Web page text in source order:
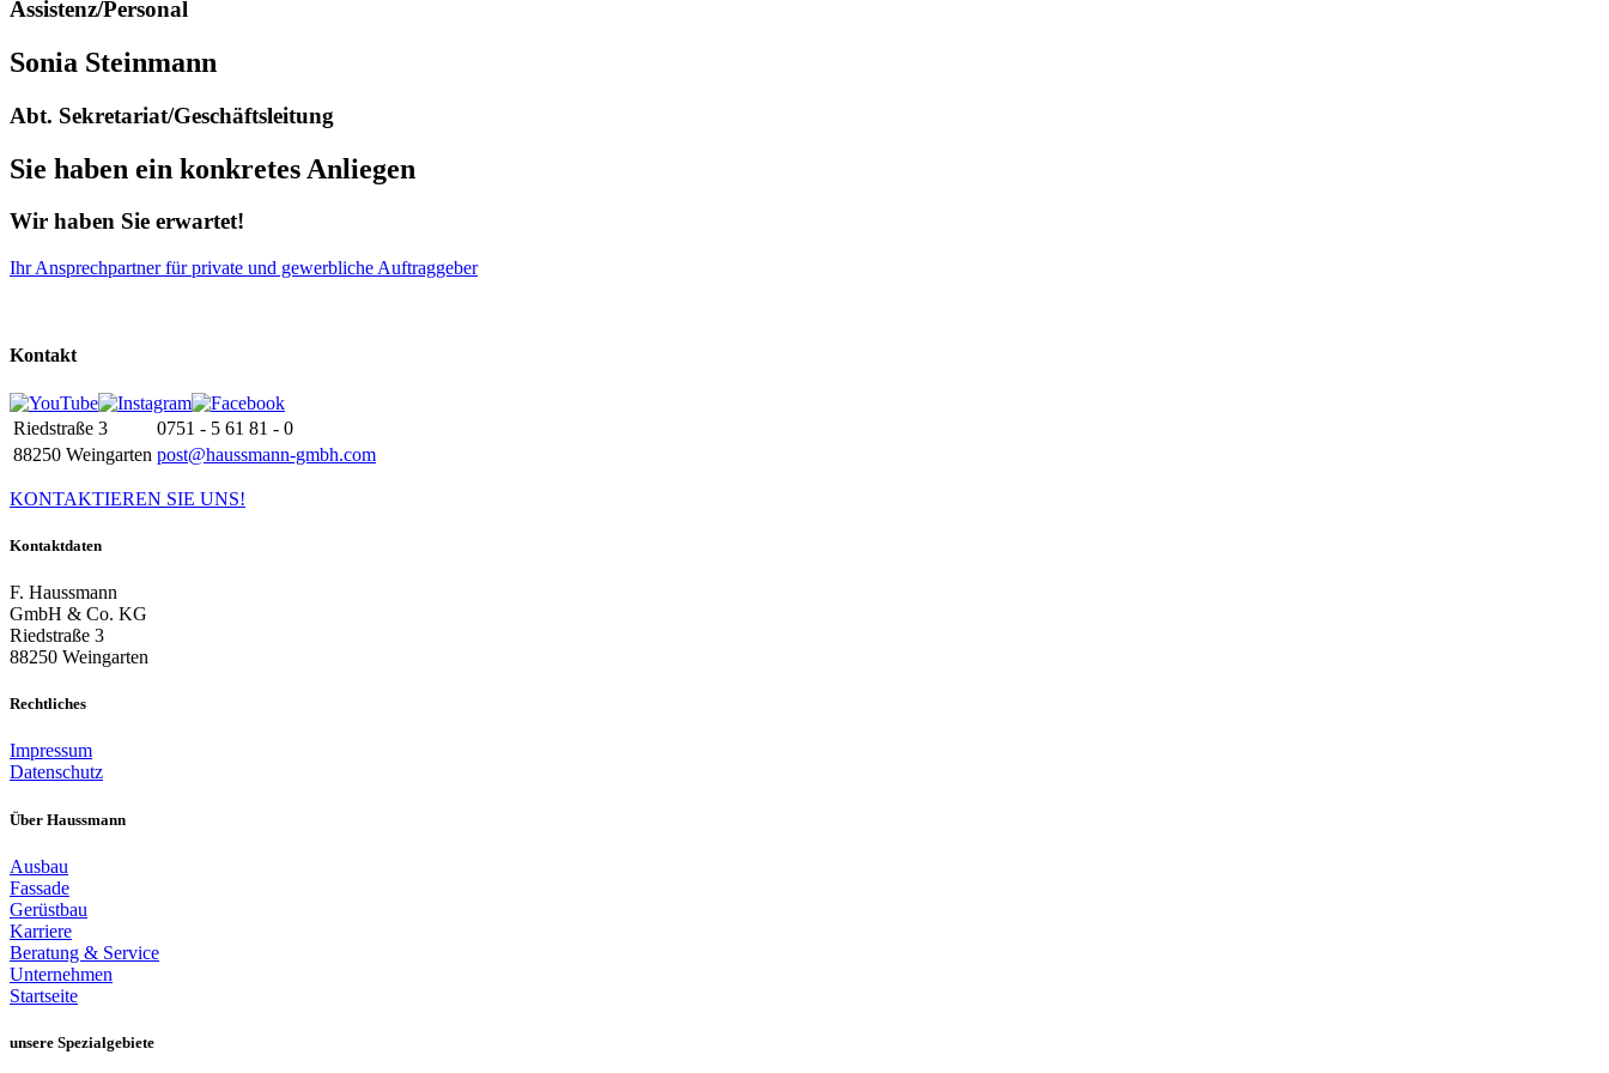
Assistenz/Personal
Sonia Steinmann
Abt. Sekretariat/Geschäftsleitung
Sie haben ein konkretes Anliegen
Wir haben Sie erwartet!
Ihr Ansprechpartner für private und gewerbliche Auftraggeber
Kontakt
Riedstraße 3
0751 - 5 61 81 - 0
88250 Weingarten post@haussmann-gmbh.com
KONTAKTIEREN SIE UNS!
Kontaktdaten
F. Haussmann
GmbH & Co. KG
Riedstraße 3
88250 Weingarten
Rechtliches
Impressum
Datenschutz
Über Haussmann
Ausbau
Fassade
Gerüstbau
Karriere
Beratung & Service
Unternehmen
Startseite
unsere Spezialgebiete